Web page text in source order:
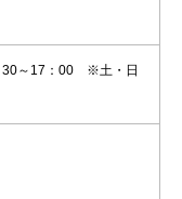
～17：00 ※土・日